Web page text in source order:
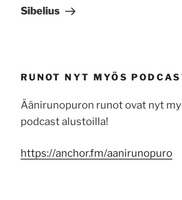
artikkeli
Sibelius
RUNOT NYT MYÖS
Äänirunopuron runot ovat nyt
podcast alustoilla!
https://anchor.fm/aanirunopuro